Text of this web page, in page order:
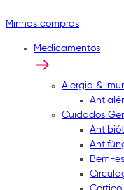
Minhas compras
Medicamentos
Alergia &
Cuidados
Bem-